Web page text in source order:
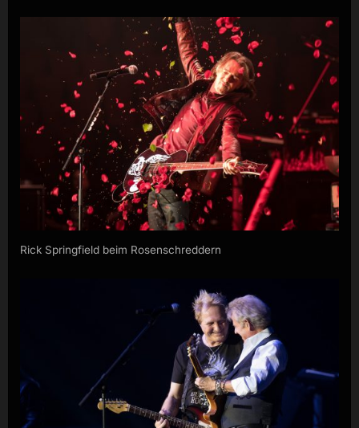
Rick Springfield beim Rosenschreddern